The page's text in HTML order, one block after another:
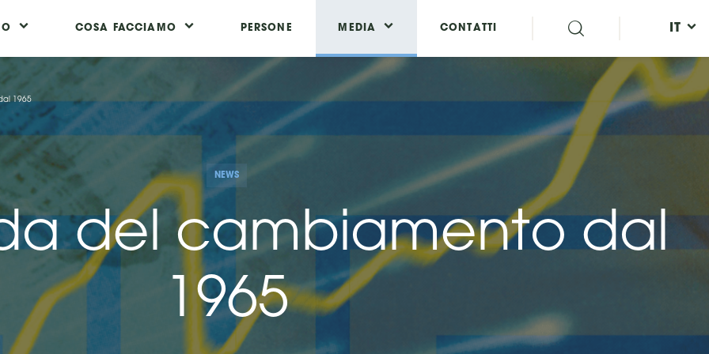
1965
NEWS
del cambiamento dal
1965
COSA FACCIAMO PERSONE MEDIA CONTATTI IT